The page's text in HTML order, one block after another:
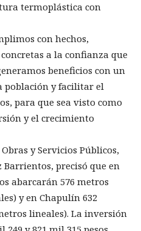
termoplástica con
con hechos,
a la confianza que
beneficios con un
población y facilitar el
para que sea visto como
y el crecimiento
y Servicios Públicos,
Barrientos, precisó que en
abarcarán 576 metros
y en Chapulín 632
lineales). La inversión